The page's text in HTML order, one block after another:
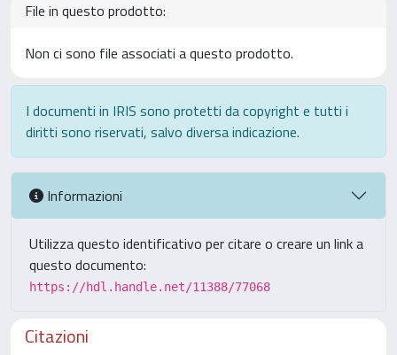
File in questo prodotto:
Non ci sono file associati a questo prodotto.
I documenti in IRIS sono protetti da copyright e tutti i
diritti sono riservati, salvo diversa indicazione.
Informazioni
Utilizza questo identificativo per citare o creare un link a
questo documento:
https://hdl.handle.net/11388/77068
Citazioni